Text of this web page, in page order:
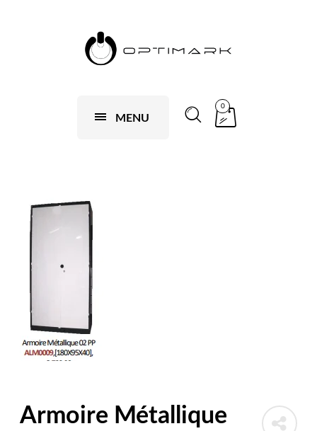
MENU
0
Armoire Métallique